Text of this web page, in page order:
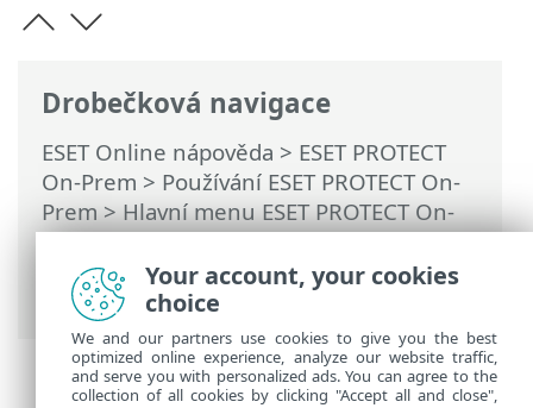
Drobečková navigace
ESET Online nápověda > ESET PROTECT
On-Prem > Používání ESET PROTECT On-
Prem>Hlavní menu ESET PROTECT On-
Prem>Další>Certifikáty>Klientské
certifikáty> Exportování klientského
certifikátu
Your account, your cookies
choice
We and our partners use cookies to give you the best
optimized online experience, analyze our website traffic,
and serve you with personalized ads. You can agree to the
collection of all cookies by clicking "Accept all and close",